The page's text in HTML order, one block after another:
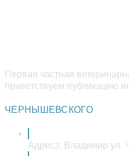
Первая частная
приветствуем публикацию
ЧЕРНЫШЕВСКОГО
Адрес:г. Владимир ул.